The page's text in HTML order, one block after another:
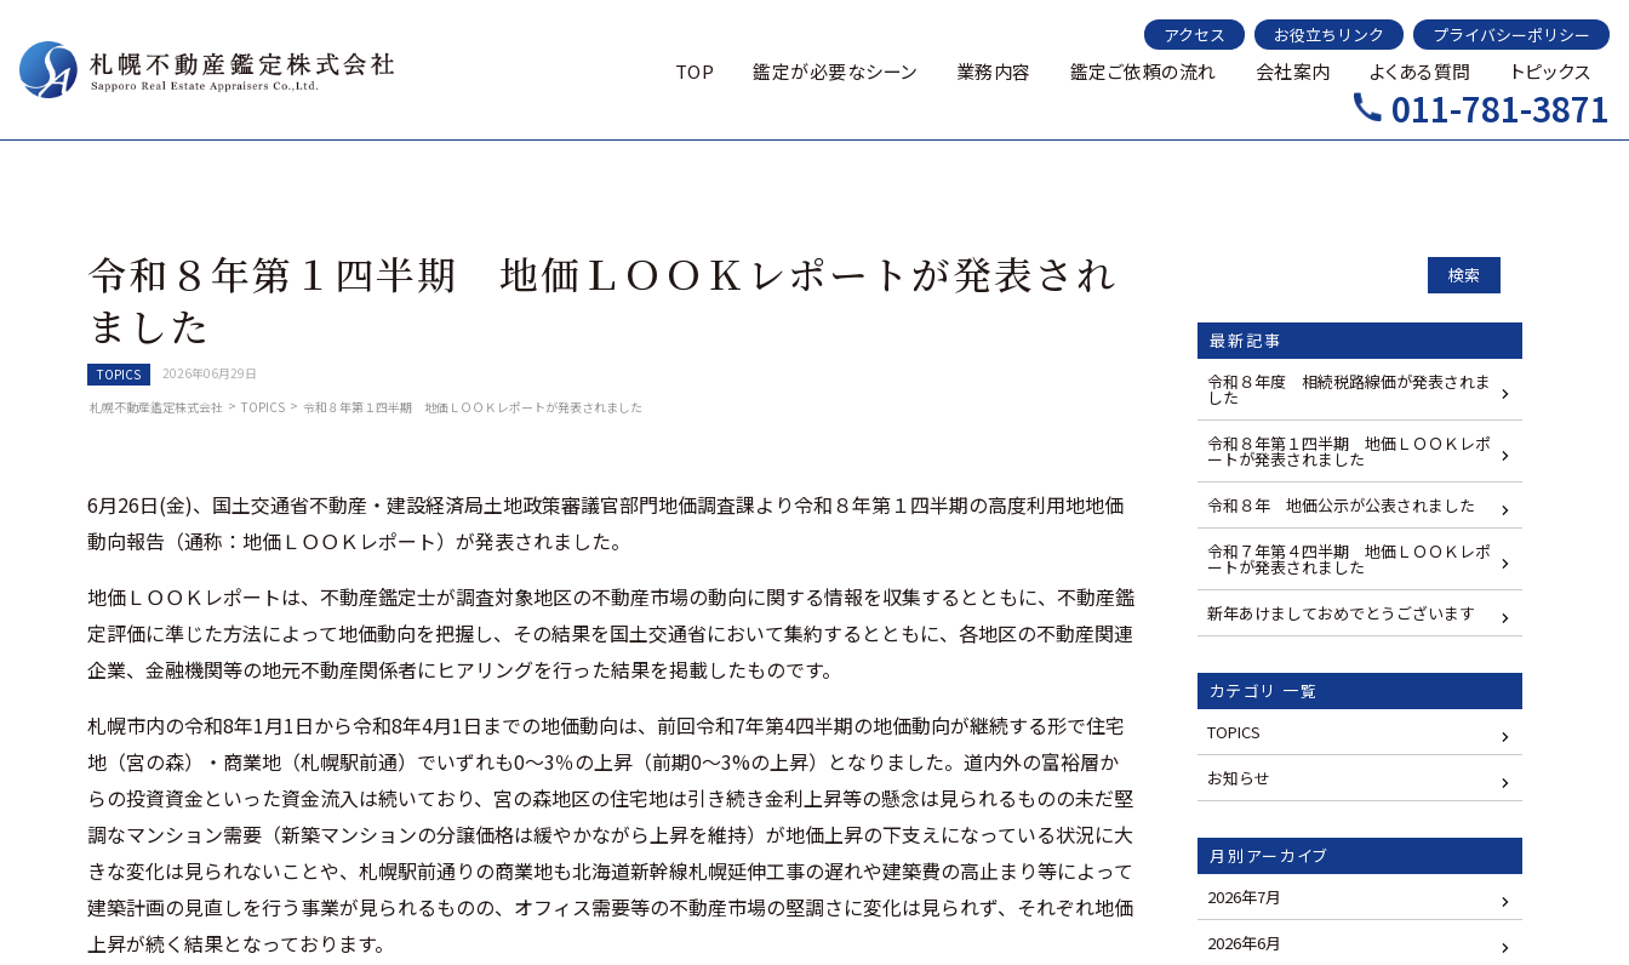
アクセス お役立ちリンク プライバシーポリシー
TOP 鑑定が必要なシーン 業務内容 鑑定ご依頼の流れ 会社案内 よくある質問 トピックス
011-781-3871
令和８年第１四半期 地価ＬＯＯＫレポートが発表され
ました
TOPICS
2026年06月29日
札幌不動産鑑定株式会社 > TOPICS > 令和８年第１四半期 地価ＬＯＯＫレポートが発表されました
6月26日(金)、国土交通省不動産・建設経済局土地政策審議官部門地価調査課より令和８年第１四半期の高度利用地地価
動向報告（通称：地価ＬＯＯＫレポート）が発表されました。
地価ＬＯＯＫレポートは、不動産鑑定士が調査対象地区の不動産市場の動向に関する情報を収集するとともに、不動産鑑
定評価に準じた方法によって地価動向を把握し、その結果を国土交通省において集約するとともに、各地区の不動産関連
企業、金融機関等の地元不動産関係者にヒアリングを行った結果を掲載したものです。
札幌市内の令和8年1月1日から令和8年4月1日までの地価動向は、前回令和7年第4四半期の地価動向が継続する形で住宅
地（宮の森）・商業地（札幌駅前通）でいずれも0～3％の上昇（前期0～3%の上昇）となりました。道内外の富裕層か
らの投資資金といった資金流入は続いており、宮の森地区の住宅地は引き続き金利上昇等の懸念は見られるものの未だ堅
調なマンション需要（新築マンションの分譲価格は緩やかながら上昇を維持）が地価上昇の下支えになっている状況に大
きな変化は見られないことや、札幌駅前通りの商業地も北海道新幹線札幌延伸工事の遅れや建築費の高止まり等によって
建築計画の見直しを行う事業が見られるものの、オフィス需要等の不動産市場の堅調さに変化は見られず、それぞれ地価
上昇が続く結果となっております。
検索
最新記事
令和８年度 相続税路線価が発表されま
した
令和８年第１四半期 地価ＬＯＯＫレポ
ートが発表されました
令和８年 地価公示が公表されました
令和７年第４四半期 地価ＬＯＯＫレポ
ートが発表されました
新年あけましておめでとうございます
カテゴリ 一覧
TOPICS
お知らせ
月別アーカイブ
2026年7月
2026年6月